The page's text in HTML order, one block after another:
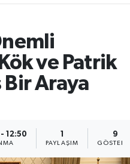
ve Patrik
Araya
12:50 1
PAYLAŞIM
9
ve Fikstür